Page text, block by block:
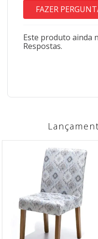
FAZER
Este produto ainda
Respostas.